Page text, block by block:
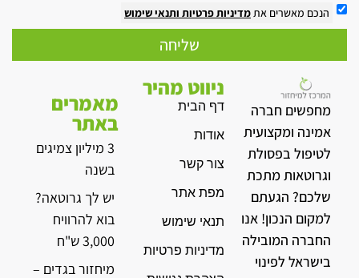
הנכם מאשרים אתמדיניות פרטיות ותנאי שימוש
שליחה
מחפשים חברה
אמינה ומקצועית
לטיפול בפסולת
וגרוטאות מתכת
שלכם? הגעתם
למקום הנכון! אנו
החברה המובילה
בישראל לפינוי
ניווט מהיר
דף הבית
אודות
צור קשר
מפת אתר
תנאי שימוש
מדיניות פרטיות
מאמרים
באתר
3 מיליון צמיגים
בשנה
יש לך גרוטאה?
בוא להרוויח
3,000 ש"ח
מיחזור בגדים –